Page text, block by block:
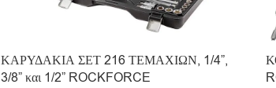
ΚΑΡΥΔΑΚΙΑ ΣΕΤ 216 ΤΕΜΑΧΙΩΝ, 1/4”,
3/8” και 1/2” ROCKFORCE